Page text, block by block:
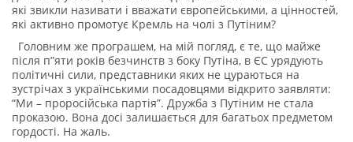
які звикли називати і вважати європейськими, а цінностей,
які активно промотує Кремль на чолі з Путіним?
Головним же програшем, на мій погляд, є те, що майже
після п”яти років безчинств з боку Путіна, в ЄС урядують
політичні сили, представники яких не цураються на
зустрічах з українськими посадовцями відкрито заявляти:
“Ми – проросійська партія”. Дружба з Путіним не стала
проказою. Вона досі залишається для багатьох предметом
гордості. На жаль.